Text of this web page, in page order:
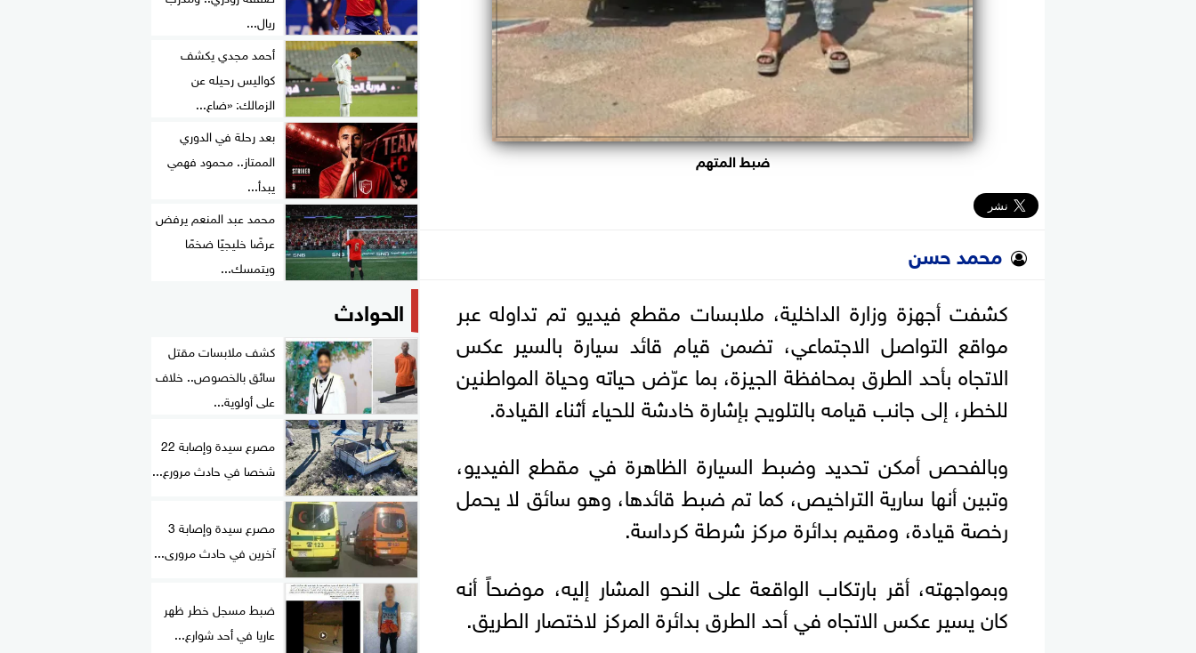
ضبط المتهم
محمد حسن
كشفت أجهزة وزارة الداخلية، ملابسات مقطع فيديو تم تداوله عبر
مواقع التواصل الاجتماعي، تضمن قيام قائد سيارة بالسير عكس
الاتجاه بأحد الطرق بمحافظة الجيزة، بما عرّض حياته وحياة المواطنين
للخطر، إلى جانب قيامه بالتلويح بإشارة خادشة للحياء أثناء القيادة.
وبالفحص أمكن تحديد وضبط السيارة الظاهرة في مقطع الفيديو،
وتبين أنها سارية التراخيص، كما تم ضبط قائدها، وهو سائق لا يحمل
رخصة قيادة، ومقيم بدائرة مركز شرطة كرداسة.
وبمواجهته، أقر بارتكاب الواقعة على النحو المشار إليه، موضحاً أنه
كان يسير عكس الاتجاه في أحد الطرق بدائرة المركز لاختصار الطريق.
ريال...
أحمد مجدي يكشف
كواليس رحيله عن
الزمالك: «ضاع...
بعد رحلة في الدوري
الممتاز.. محمود فهمي
يبدأ...
محمد عبد المنعم يرفض
عرضًا خليجيًا ضخمًا
ويتمسك...
الحوادث
كشف ملابسات مقتل
سائق بالخصوص.. خلاف
على أولوية...
مصرع سيدة وإصابة 22
شخصا في حادث مرورع...
مصرع سيدة وإصابة 3
آخرين في حادث مرورى...
ضبط مسجل خطر ظهر
عاريا في أحد شوارع...